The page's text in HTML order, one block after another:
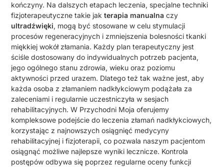
kończyny. Na dalszych etapach leczenia, specjalne techniki
fizjoterapeutyczne takie jakterapia manualna czy
ultradźwięki, mogą być stosowane w celu stymulacji
procesów regeneracyjnych i zmniejszenia bolesności tkanki
miękkiej wokół złamania. Każdy plan terapeutyczny jest
ściśle dostosowany do indywidualnych potrzeb pacjenta,
jego ogólnego stanu zdrowia, wieku oraz poziomu
aktywności przed urazem. Dlatego też tak ważne jest, aby
każda osoba z złamaniem nadkłykciowym podążała za
zaleceniami i regularnie uczestniczyła w sesjach
rehabilitacyjnych. W Przychodni Moja oferujemy
kompleksowe podejście do leczenia złamań nadkłykciowych,
korzystając z najnowszych osiągnięć medycyny
rehabilitacyjnej i fizjoterapii, co pozwala naszym pacjentom
osiągnąć możliwe najlepsze wyniki lecznicze. Kontrola
postępów odbywa się poprzez regularne oceny funkcji